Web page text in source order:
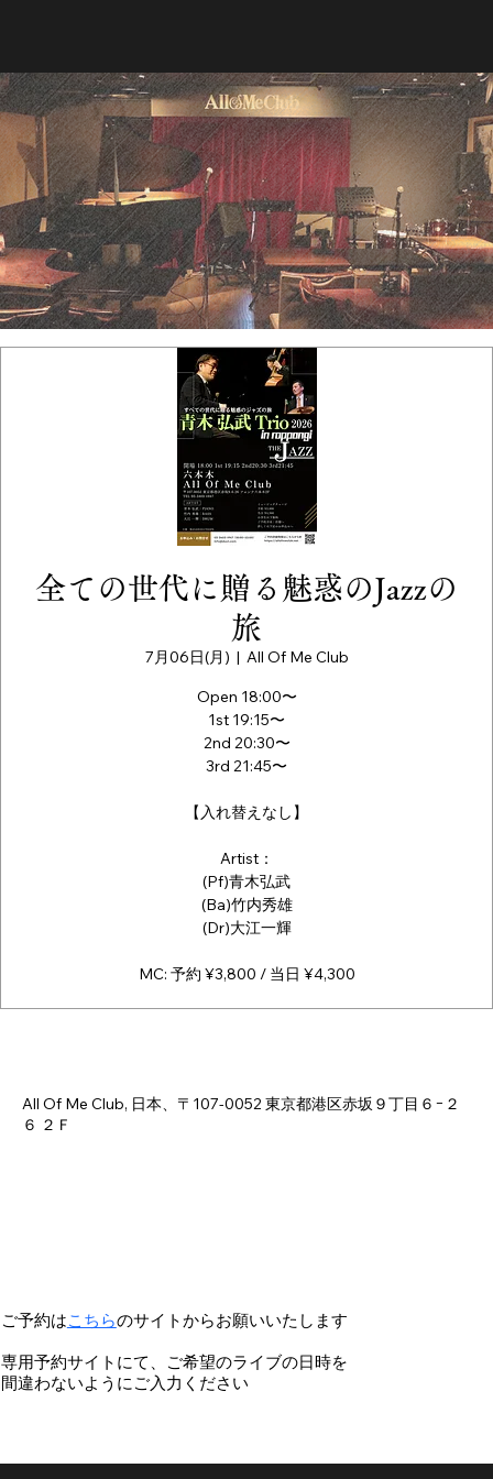
ご予約はこちらのサイトからお願いいたします
専用予約サイトにて、ご希望のライブの日時を
間違わないようにご入力ください
全ての世代に贈る魅惑のJazzの
旅
7月06日(月)
  |
All Of Me Club
Open 18:00〜
1st 19:15〜
2nd 20:30〜
3rd 21:45〜
【入れ替えなし】
Artist：
(Pf)青木弘武
(Ba)竹内秀雄
(Dr)大江一輝
MC: 予約 ¥3,800 / 当日 ¥4,300
All Of Me Club, 日本、〒107-0052 東京都港区赤坂９丁目６−２
６ ２Ｆ